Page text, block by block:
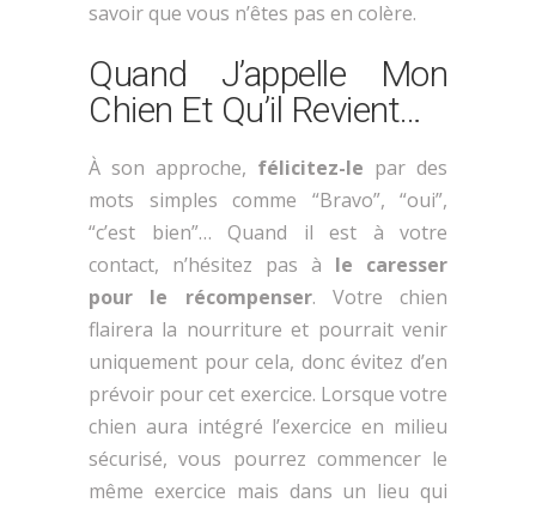
savoir que vous n’êtes pas en colère.
Quand J’appelle Mon
Chien Et Qu’il Revient…
À son approche, félicitez-le par des
mots simples comme “Bravo”, “oui”,
“c’est bien”… Quand il est à votre
contact, n’hésitez pas à le caresser
pour le récompenser. Votre chien
flairera la nourriture et pourrait venir
uniquement pour cela, donc évitez d’en
prévoir pour cet exercice. Lorsque votre
chien aura intégré l’exercice en milieu
sécurisé, vous pourrez commencer le
même exercice mais dans un lieu qui